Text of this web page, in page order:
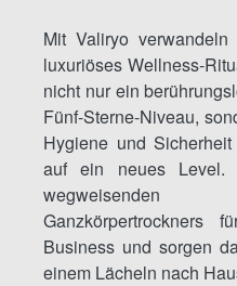
Mit Valiryo
luxuriöses Wellness-
nicht nur ein
Fünf-Sterne-Niveau,
Hygiene und
auf ein neues Level.
Business und sorgen
einem Lächeln nach